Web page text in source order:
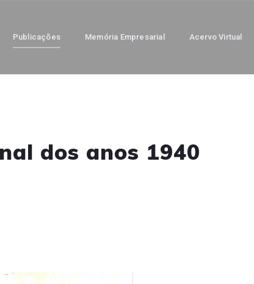
Publicações Memória Empresarial Acervo Virtual
dos anos 1940